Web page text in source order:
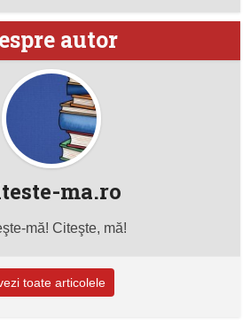
autor
ma.ro
mă! Citeşte, mă!
toate articolele